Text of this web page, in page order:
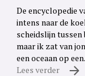
De encyclopedie
intens naar de
scheidslijn tussen
maar ik zat van
een oceaan op
Lees verder